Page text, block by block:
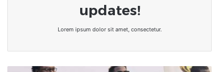
updates!
Lorem ipsum dolor sit amet, consectetur.